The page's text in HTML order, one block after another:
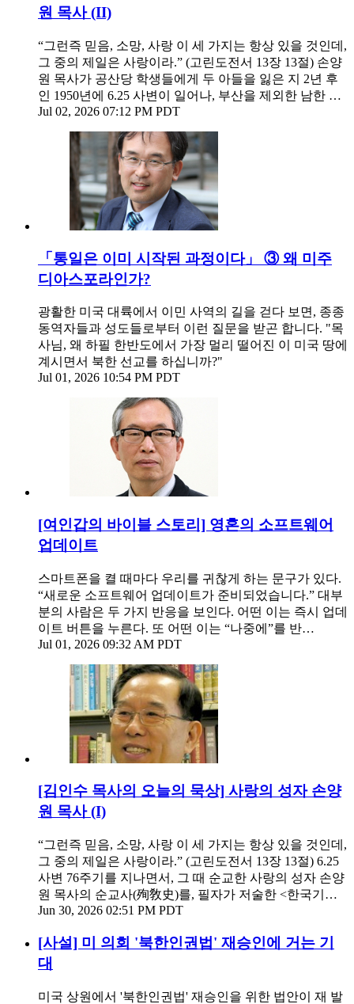
원 목사 (II)
“그런즉 믿음, 소망, 사랑 이 세 가지는 항상 있을 것인데,
그 중의 제일은 사랑이라.” (고린도전서 13장 13절) 손양
원 목사가 공산당 학생들에게 두 아들을 잃은 지 2년 후
인 1950년에 6.25 사변이 일어나, 부산을 제외한 남한 …
Jul 02, 2026 07:12 PM PDT
「통일은 이미 시작된 과정이다」 ③ 왜 미주
디아스포라인가?
광활한 미국 대륙에서 이민 사역의 길을 걷다 보면, 종종
동역자들과 성도들로부터 이런 질문을 받곤 합니다. "목
사님, 왜 하필 한반도에서 가장 멀리 떨어진 이 미국 땅에
계시면서 북한 선교를 하십니까?"
Jul 01, 2026 10:54 PM PDT
[여인갑의 바이블 스토리] 영혼의 소프트웨어
업데이트
스마트폰을 켤 때마다 우리를 귀찮게 하는 문구가 있다.
“새로운 소프트웨어 업데이트가 준비되었습니다.” 대부
분의 사람은 두 가지 반응을 보인다. 어떤 이는 즉시 업데
이트 버튼을 누른다. 또 어떤 이는 “나중에”를 반…
Jul 01, 2026 09:32 AM PDT
[김인수 목사의 오늘의 묵상] 사랑의 성자 손양
원 목사 (I)
“그런즉 믿음, 소망, 사랑 이 세 가지는 항상 있을 것인데,
그 중의 제일은 사랑이라.” (고린도전서 13장 13절) 6.25
사변 76주기를 지나면서, 그 때 순교한 사랑의 성자 손양
원 목사의 순교사(殉敎史)를, 필자가 저술한 <한국기…
Jun 30, 2026 02:51 PM PDT
[사설] 미 의회 '북한인권법' 재승인에 거는 기
대
미국 상원에서 '북한인권법' 재승인을 위한 법안이 재 발